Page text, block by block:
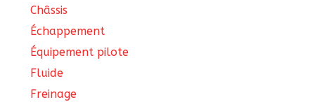
Châssis
Échappement
Équipement pilote
Fluide
Freinage